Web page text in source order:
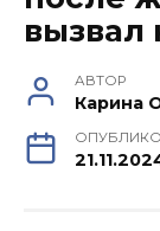
вызвал
АВТОР
Карина